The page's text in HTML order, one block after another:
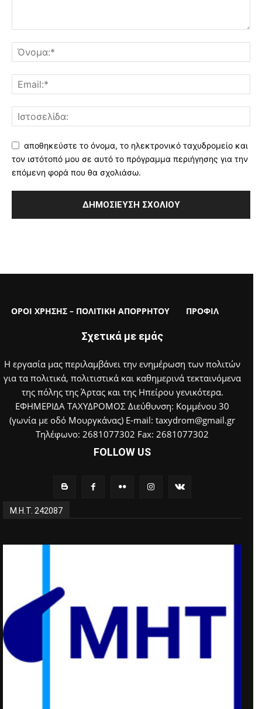
αποθηκεύστε το όνομα, το ηλεκτρονικό ταχυδρομείο και
τον ιστότοπό μου σε αυτό το πρόγραμμα περιήγησης για την
επόμενη φορά που θα σχολιάσω.
ΟΡΟΙ ΧΡΗΣΗΣ – ΠΟΛΙΤΙΚΗ ΑΠΟΡΡΗΤΟΥ ΠΡΟΦΙΛ
Σχετικά με εμάς
Η εργασία μας περιλαμβάνει την ενημέρωση των πολιτών
για τα πολιτικά, πολιτιστικά και καθημερινά τεκταινόμενα
της πόλης της Άρτας και της Ηπείρου γενικότερα.
ΕΦΗΜΕΡΙΔΑ ΤΑΧΥΔΡΟΜΟΣ Διεύθυνση: Κομμένου 30
(γωνία με οδό Μουργκάνας) E-mail: taxydrom@gmail.gr
Τηλέφωνο: 2681077302 Fax: 2681077302
FOLLOW US
Μ.Η.Τ. 242087